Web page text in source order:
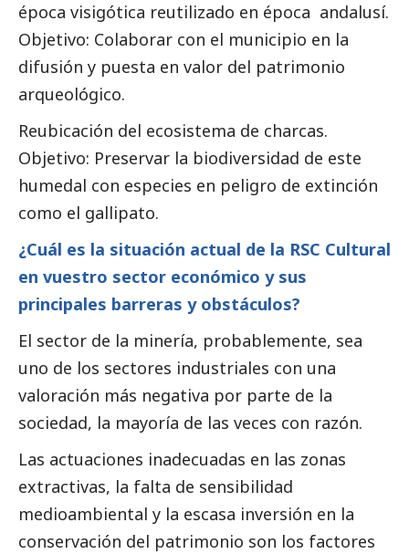
época visigótica reutilizado en época andalusí.
Objetivo: Colaborar con el municipio en la
difusión y puesta en valor del patrimonio
arqueológico.
Reubicación del ecosistema de charcas.
Objetivo: Preservar la biodiversidad de este
humedal con especies en peligro de extinción
como el gallipato.
¿Cuál es la situación actual de la RSC Cultural
en vuestro sector económico y sus
principales barreras y obstáculos?
El sector de la minería, probablemente, sea
uno de los sectores industriales con una
valoración más negativa por parte de la
sociedad, la mayoría de las veces con razón.
Las actuaciones inadecuadas en las zonas
extractivas, la falta de sensibilidad
medioambiental y la escasa inversión en la
conservación del patrimonio son los factores